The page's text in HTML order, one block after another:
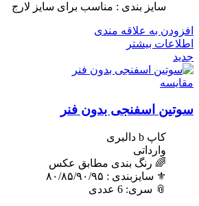
سایز بندی : مناسب برای سایز لارج
افزودن به علاقه مندی
اطلاعات بیشتر
جدید
مقایسه
سوتین اسفنجی بدون فنر
کاپ b دالبری
وارداتی
🌈 رنگ بندی مطابق عکس
⚜️ سایزبندی : ٨٠/٨۵/٩٠/٩۵
📎 سری: 6 عددی